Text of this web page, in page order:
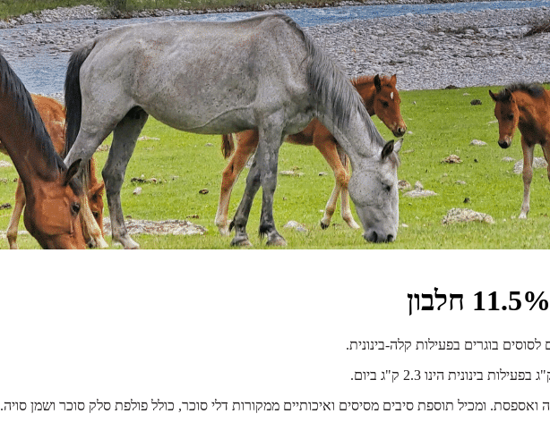
בוגרים בפעילות קלה-בינונית.
ואספסת. ומכיל תוספת סיבים מסיסים ואיכותיים ממקורות דלי סוכר, כולל פולפת סלק סוכר ושמן סויה.